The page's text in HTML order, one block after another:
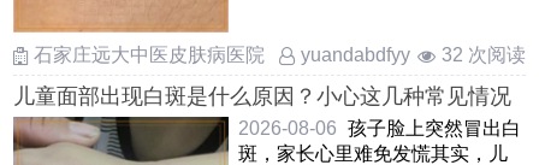
石家庄远大中医皮肤病医院 yuandabdfyy 32 次阅读
儿童面部出现白斑是什么原因？小心这几种常见情况
2026-08-06 孩子脸上突然冒出白
斑，家长心里难免发慌其实，儿